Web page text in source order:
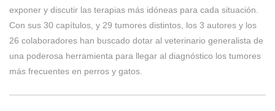
exponer y discutir las terapias más idóneas para cada situación.
Con sus 30 capítulos, y 29 tumores distintos, los 3 autores y los
26 colaboradores han buscado dotar al veterinario generalista de
una poderosa herramienta para llegar al diagnóstico los tumores
más frecuentes en perros y gatos.